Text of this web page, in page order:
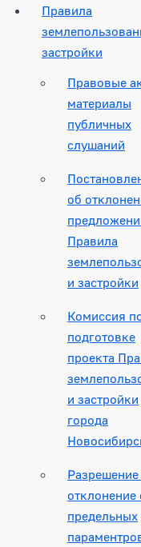
Правила
застройки
Правовые
материалы
публичных
слушаний
об
Правила
и застройки
Комиссия
подготовке
проекта
и застройки
города
Разрешение
отклонение
предельных